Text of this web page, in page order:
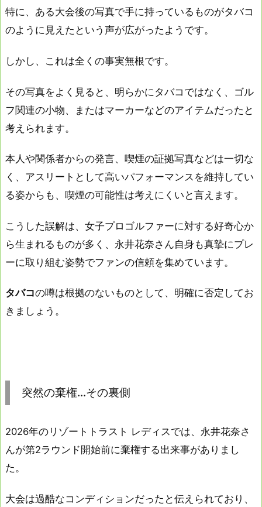
特に、ある大会後の写真で手に持っているものがタバコ
のように見えたという声が広がったようです。
しかし、これは全くの事実無根です。
その写真をよく見ると、明らかにタバコではなく、ゴル
フ関連の小物、またはマーカーなどのアイテムだったと
考えられます。
本人や関係者からの発言、喫煙の証拠写真などは一切な
く、アスリートとして高いパフォーマンスを維持してい
る姿からも、喫煙の可能性は考えにくいと言えます。
こうした誤解は、女子プロゴルファーに対する好奇心か
ら生まれるものが多く、永井花奈さん自身も真摯にプレ
ーに取り組む姿勢でファンの信頼を集めています。
タバコの噂は根拠のないものとして、明確に否定してお
きましょう。
突然の棄権…その裏側
2026年のリゾートトラスト レディスでは、永井花奈さ
んが第2ラウンド開始前に棄権する出来事がありまし
た。
大会は過酷なコンディションだったと伝えられており、